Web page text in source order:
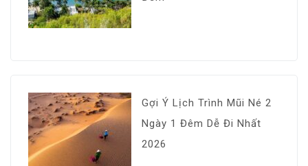
Gợi Ý Lịch Trình Mũi Né 2
Ngày 1 Đêm Dễ Đi Nhất
2026